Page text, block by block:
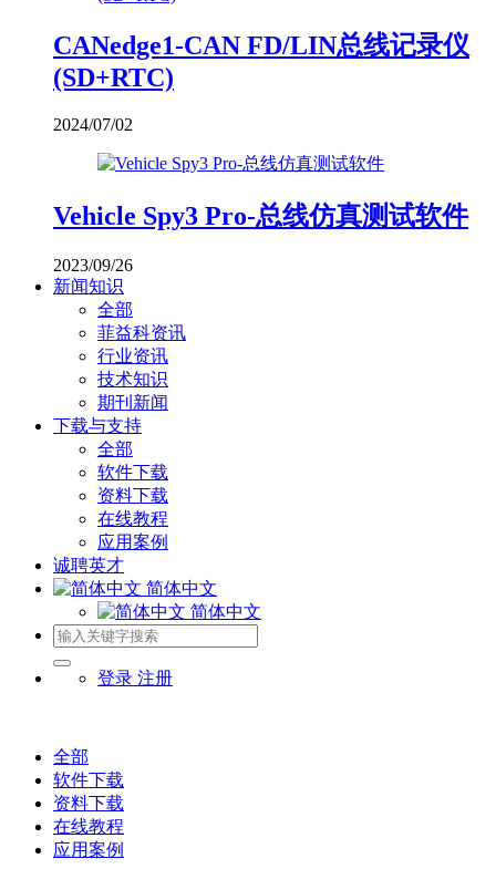
CANedge1-CAN FD/LIN总线记录仪
(SD+RTC)
2024/07/02
Vehicle Spy3 Pro-总线仿真测试软件
2023/09/26
新闻知识
全部
菲益科资讯
行业资讯
技术知识
期刊新闻
下载与支持
全部
软件下载
资料下载
在线教程
应用案例
诚聘英才
简体中文
简体中文
登录 注册
全部
软件下载
资料下载
在线教程
应用案例